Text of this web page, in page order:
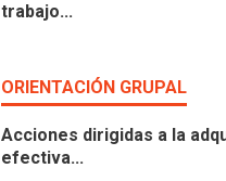
trabajo...
ORIENTACIÓN GRUPAL
Acciones dirigidas a la
efectiva...